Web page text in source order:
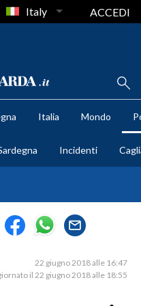
Italy ACCEDI
Italia Mondo
Incidenti
22 giugno 2018 alle 16:47
il 22 giugno 2018 alle 18:55